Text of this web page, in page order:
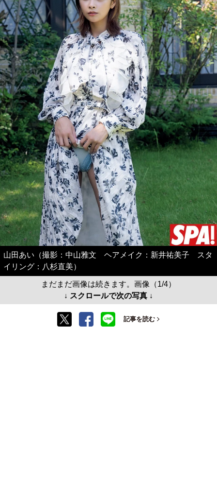
山田あい（撮影：中山雅文 ヘアメイク：新井祐美子 スタ
イリング：八杉直美）
まだまだ画像は続きます。画像（1/4）
↓ スクロールで次の写真 ↓
記事を読む